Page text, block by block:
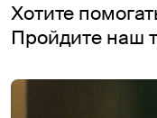
Хотите
Пройдите наш